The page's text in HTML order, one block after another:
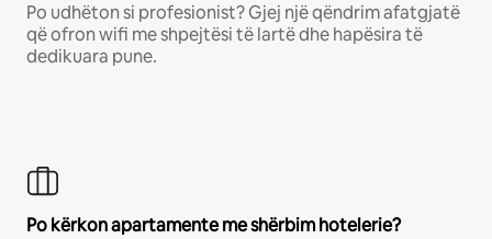
Po udhëton si profesionist? Gjej një qëndrim afatgjatë
që ofron wifi me shpejtësi të lartë dhe hapësira të
dedikuara pune.
Po kërkon apartamente me shërbim hotelerie?